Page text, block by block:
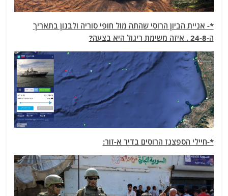
*- אניית הביון הרוסי שהתה מול חופי סוריה ולבנון בתאריך
ה-24-8 . איזה משימת ריגול היא בצעה?
*-חיילי הספצנז הרוסים בדיר א-זור: